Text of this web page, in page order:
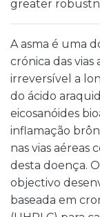
greater
A asma é uma
crónica das
irreversível a
do ácido
eicosanóides
inflamação
nas vias aéreas
desta doença.
objectivo
baseada em